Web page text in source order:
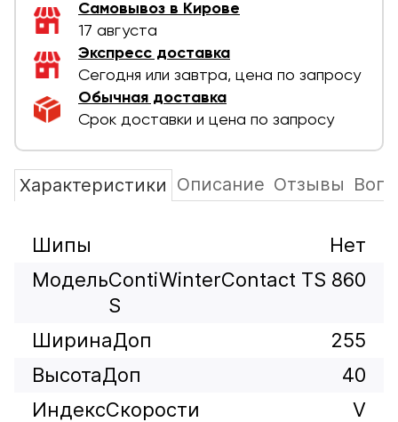
Самовывоз в Кирове
17 августа
Экспресс доставка
Сегодня или завтра, цена по запросу
Обычная доставка
Срок доставки и цена по запросу
Характеристики Описание Отзывы
Шипы
Нет
МодельContiWinterContact TS 860
S
ШиринаДоп
255
ВысотаДоп
40
ИндексСкорости
V